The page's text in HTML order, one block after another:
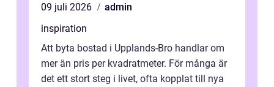
09 juli 2026
admin
inspiration
Att byta bostad i Upplands-Bro handlar om
mer än pris per kvadratmeter. För många är
det ett stort steg i livet, ofta kopplat till nya